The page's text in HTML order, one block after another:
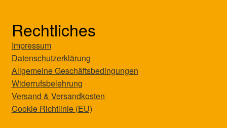
Rechtliches
Impressum
Datenschutzerklärung
Allgemeine Geschäftsbedingungen
Widerrufsbelehrung
Versand & Versandkosten
Cookie Richtlinie (EU)